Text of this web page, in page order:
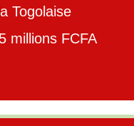
Togolaise
millions FCFA